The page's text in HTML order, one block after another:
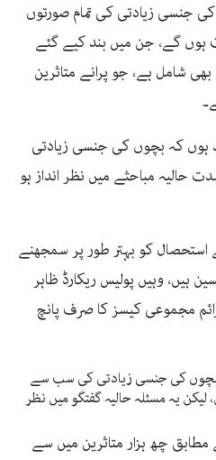
جنسی زیادتی کی تمام صورتوں
ہوں گے، جن میں بند کیے گئے
بھی شامل ہے، جو پرانے متاثرین
ہوں کہ بچوں کی جنسی زیادتی
حالیہ مباحثے میں نظر انداز ہو
کو بہتر طور پر سمجھنے
ہیں، وہیں پولیس ریکارڈ ظاہر
مجموعی کیسز کا صرف پانچ
بچوں کی جنسی زیادتی کی سب سے
لیکن یہ مسئلہ حالیہ گفتگو میں نظر
چھ ہزار متاثرین میں سے